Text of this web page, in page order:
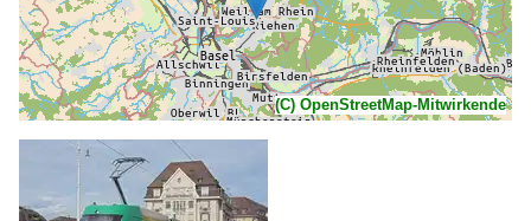
(C) OpenStreetMap-Mitwirkende